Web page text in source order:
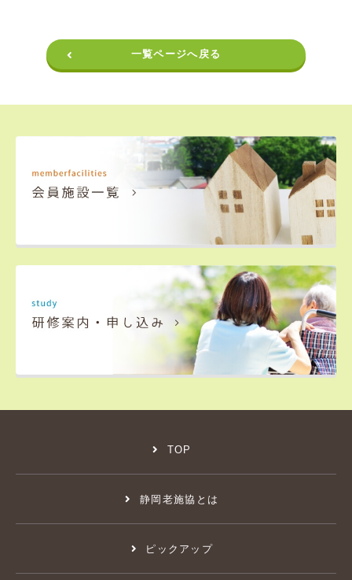
一覧ページへ戻る
TOP
静岡老施協とは
ピックアップ